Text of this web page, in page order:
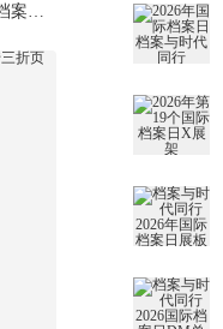
档案与时代同行2026国际档案日宣传单